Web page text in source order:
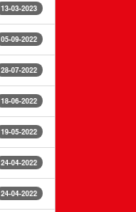
13-03-2023
05-09-2022
28-07-2022
18-06-2022
19-05-2022
24-04-2022
24-04-2022